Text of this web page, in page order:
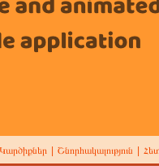
Կարծիքներ Շնորհակալություն